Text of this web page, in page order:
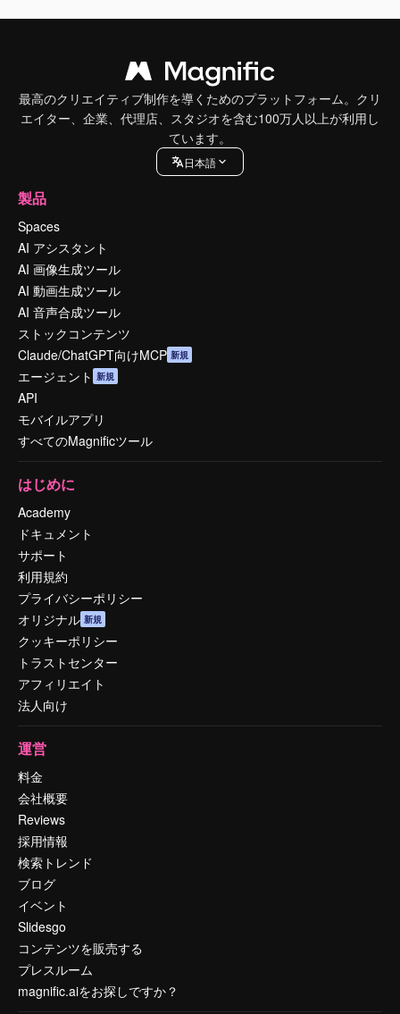
最高のクリエイティブ制作を導くためのプラットフォーム。クリ
エイター、企業、代理店、スタジオを含む100万人以上が利用し
ています。
日本語
製品
Spaces
AI アシスタント
AI 画像生成ツール
AI 動画生成ツール
AI 音声合成ツール
ストックコンテンツ
Claude/ChatGPT向けMCP 新規
エージェント 新規
API
モバイルアプリ
すべてのMagnificツール
はじめに
Academy
ドキュメント
サポート
利用規約
プライバシーポリシー
オリジナル 新規
クッキーポリシー
トラストセンター
アフィリエイト
法人向け
運営
料金
会社概要
Reviews
採用情報
検索トレンド
ブログ
イベント
Slidesgo
コンテンツを販売する
プレスルーム
magnific.aiをお探しですか？